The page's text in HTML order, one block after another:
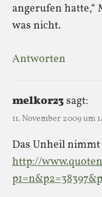
angerufen
was nicht.
Antworten
melkor23sagt:
11. November 2009 um
Das Unheil
http://